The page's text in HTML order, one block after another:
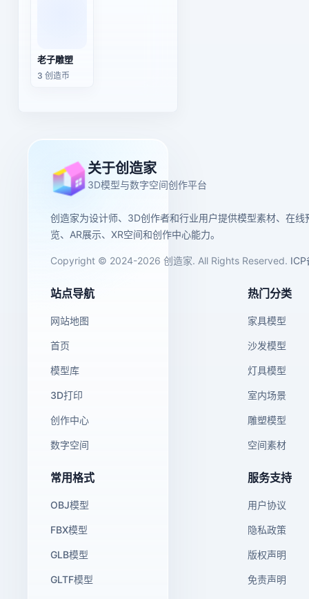
老子雕塑
3 创造币
关于创造家
3D模型与数字空间创作平台
创造家为设计师、3D创作者和行业用户提供模型素材、在线
览、AR展示、XR空间和创作中心能力。
Copyright © 2024-2026 创造家. All Rights Reserved. ICP
站点导航
网站地图
首页
模型库
3D打印
创作中心
数字空间
热门分类
家具模型
沙发模型
灯具模型
室内场景
雕塑模型
空间素材
常用格式
OBJ模型
FBX模型
GLB模型
GLTF模型
服务支持
用户协议
隐私政策
版权声明
免责声明